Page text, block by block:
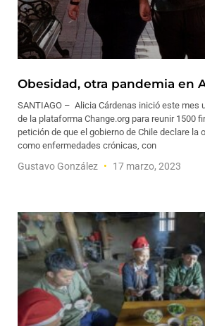
Obesidad, otra pandemia en
SANTIAGO – Alicia Cárdenas inició este mes
de la plataforma Change.org para reunir 1500
petición de que el gobierno de Chile declare la
como enfermedades crónicas, con
Gustavo González 17 marzo, 2023